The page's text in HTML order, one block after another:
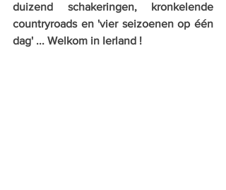
duizend schakeringen, kronkelende
countryroads en 'vier seizoenen op één
dag' ... Welkom in Ierland !